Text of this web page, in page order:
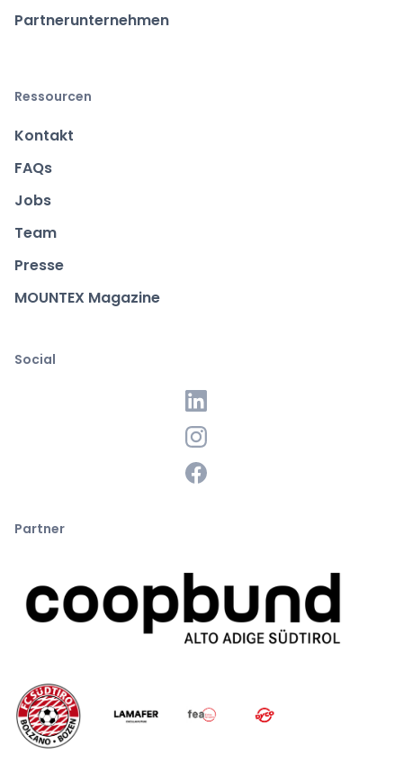
Partnerunternehmen
Ressourcen
Kontakt
FAQs
Jobs
Team
Presse
MOUNTEX Magazine
Social
Partner